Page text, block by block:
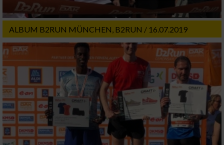
ALBUM B2RUN MÜNCHEN, B2RUN / 16.07.2019
Partnerliste anzeigen (1 IAB-Anbieter)
Wir nutzen Ihre Daten für folgende Zwecke:
Speichern von oder Zugriff auf Informationen
auf einem Endgerät
Verwendung reduzierter Daten zur Auswahl
von Werbeanzeigen
Erstellung von Profilen für personalisierte
Werbung